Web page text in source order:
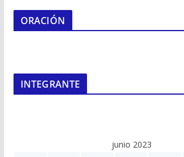
ORACIÓN
INTEGRANTE
junio 2023